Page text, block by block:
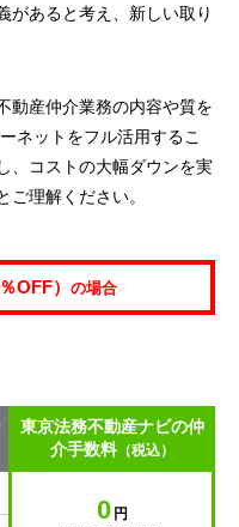
があると考え、新しい取り
動産仲介業務の内容や質を
ネットをフル活用するこ
、コストの大幅ダウンを実
理解ください。
OFF） の場合
東京法務不動産ナビの仲
介手数料（税込）
0 円